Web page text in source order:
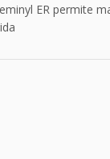
ER permite